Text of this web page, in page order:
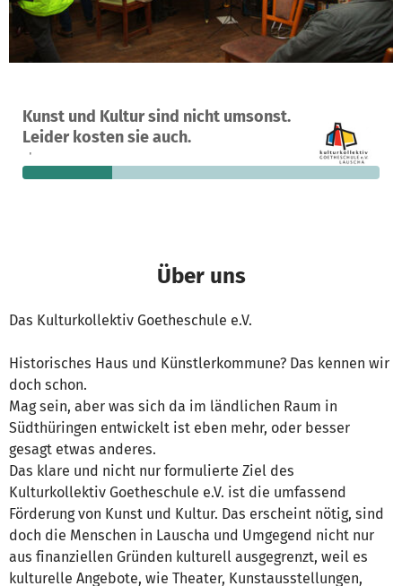
Kunst und Kultur sind nicht umsonst.
Leider kosten sie auch.
Ein Projekt in Lauscha, Deutschland
71 25 % 8.809 €
fehlen noch
Über uns
Das Kulturkollektiv Goetheschule e.V.
Historisches Haus und Künstlerkommune? Das kennen wir
doch schon.
Mag sein, aber was sich da im ländlichen Raum in
Südthüringen entwickelt ist eben mehr, oder besser
gesagt etwas anderes.
Das klare und nicht nur formulierte Ziel des
Kulturkollektiv Goetheschule e.V. ist die umfassend
Förderung von Kunst und Kultur. Das erscheint nötig, sind
doch die Menschen in Lauscha und Umgegend nicht nur
aus finanziellen Gründen kulturell ausgegrenzt, weil es
kulturelle Angebote, wie Theater, Kunstausstellungen,